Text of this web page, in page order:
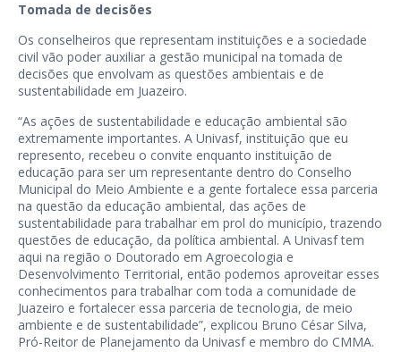
Tomada de decisões
Os conselheiros que representam instituições e a sociedade
civil vão poder auxiliar a gestão municipal na tomada de
decisões que envolvam as questões ambientais e de
sustentabilidade em Juazeiro.
“As ações de sustentabilidade e educação ambiental são
extremamente importantes. A Univasf, instituição que eu
represento, recebeu o convite enquanto instituição de
educação para ser um representante dentro do Conselho
Municipal do Meio Ambiente e a gente fortalece essa parceria
na questão da educação ambiental, das ações de
sustentabilidade para trabalhar em prol do município, trazendo
questões de educação, da política ambiental. A Univasf tem
aqui na região o Doutorado em Agroecologia e
Desenvolvimento Territorial, então podemos aproveitar esses
conhecimentos para trabalhar com toda a comunidade de
Juazeiro e fortalecer essa parceria de tecnologia, de meio
ambiente e de sustentabilidade”, explicou Bruno César Silva,
Pró-Reitor de Planejamento da Univasf e membro do CMMA.